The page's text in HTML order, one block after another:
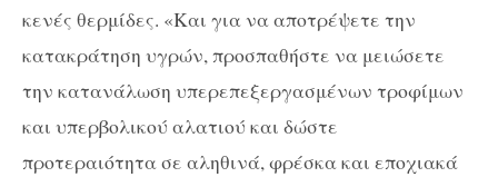
κενές θερμίδες. «Και για να αποτρέψετε την
κατακράτηση υγρών, προσπαθήστε να μειώσετε
την κατανάλωση υπερεπεξεργασμένων τροφίμων
και υπερβολικού αλατιού και δώστε
προτεραιότητα σε αληθινά, φρέσκα και εποχιακά